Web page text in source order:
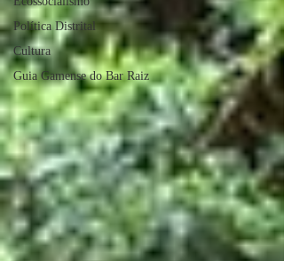
Política Distrital
Cultura
Guia Gamense do Bar Raiz